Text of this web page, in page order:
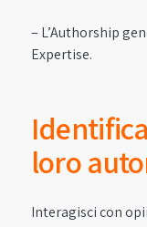
– L’Authorship
Expertise.
loro
Interagisci con